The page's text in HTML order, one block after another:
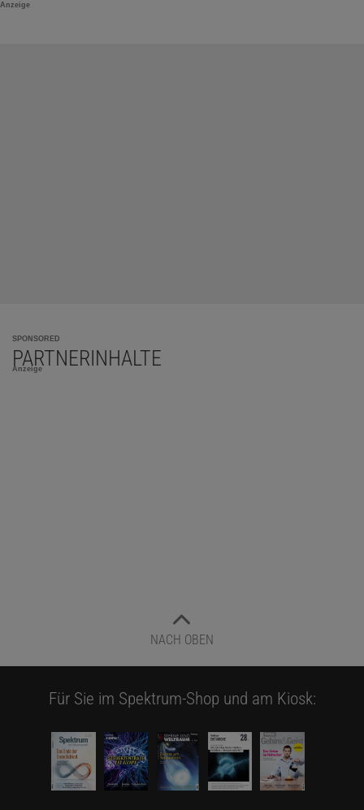
Anzeige
SPONSORED
PARTNERINHALTE
Anzeige
NACH OBEN
Für Sie im Spektrum-Shop und am Kiosk: